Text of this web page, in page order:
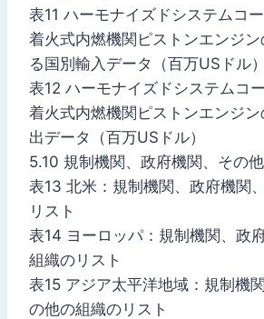
表11 ハーモナイズドシステムコ
着火式内燃機関ピストンエンジ
る国別輸入データ（百万USドル）
表12 ハーモナイズドシステムコ
着火式内燃機関ピストンエンジ
出データ（百万USドル）
5.10 規制機関、政府機関、その
表13 北米：規制機関、政府機関
リスト
表14 ヨーロッパ：規制機関、政
組織のリスト
表15 アジア太平洋地域：規制機
の他の組織のリスト